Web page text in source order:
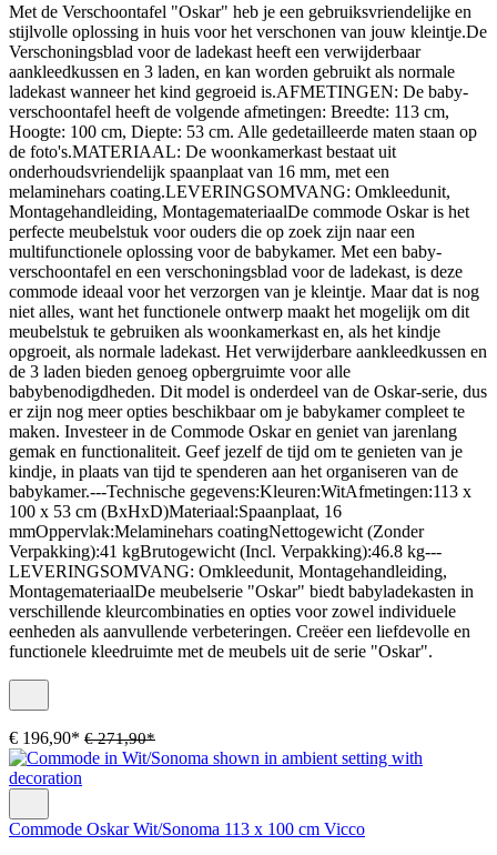
Met de Verschoontafel "Oskar" heb je een gebruiksvriendelijke en
stijlvolle oplossing in huis voor het verschonen van jouw kleintje.De
Verschoningsblad voor de ladekast heeft een verwijderbaar
aankleedkussen en 3 laden, en kan worden gebruikt als normale
ladekast wanneer het kind gegroeid is.AFMETINGEN: De baby-
verschoontafel heeft de volgende afmetingen: Breedte: 113 cm,
Hoogte: 100 cm, Diepte: 53 cm. Alle gedetailleerde maten staan op
de foto's.MATERIAAL: De woonkamerkast bestaat uit
onderhoudsvriendelijk spaanplaat van 16 mm, met een
melaminehars coating.LEVERINGSOMVANG: Omkleedunit,
Montagehandleiding, MontagemateriaalDe commode Oskar is het
perfecte meubelstuk voor ouders die op zoek zijn naar een
multifunctionele oplossing voor de babykamer. Met een baby-
verschoontafel en een verschoningsblad voor de ladekast, is deze
commode ideaal voor het verzorgen van je kleintje. Maar dat is nog
niet alles, want het functionele ontwerp maakt het mogelijk om dit
meubelstuk te gebruiken als woonkamerkast en, als het kindje
opgroeit, als normale ladekast. Het verwijderbare aankleedkussen en
de 3 laden bieden genoeg opbergruimte voor alle
babybenodigdheden. Dit model is onderdeel van de Oskar-serie, dus
er zijn nog meer opties beschikbaar om je babykamer compleet te
maken. Investeer in de Commode Oskar en geniet van jarenlang
gemak en functionaliteit. Geef jezelf de tijd om te genieten van je
kindje, in plaats van tijd te spenderen aan het organiseren van de
babykamer.---Technische gegevens:Kleuren:WitAfmetingen:113 x
100 x 53 cm (BxHxD)Materiaal:Spaanplaat, 16
mmOppervlak:Melaminehars coatingNettogewicht (Zonder
Verpakking):41 kgBrutogewicht (Incl. Verpakking):46.8 kg---
LEVERINGSOMVANG: Omkleedunit, Montagehandleiding,
MontagemateriaalDe meubelserie "Oskar" biedt babyladekasten in
verschillende kleurcombinaties en opties voor zowel individuele
eenheden als aanvullende verbeteringen. Creëer een liefdevolle en
functionele kleedruimte met de meubels uit de serie "Oskar".
€ 196,90* € 271,90*
Commode Oskar Wit/Sonoma 113 x 100 cm Vicco